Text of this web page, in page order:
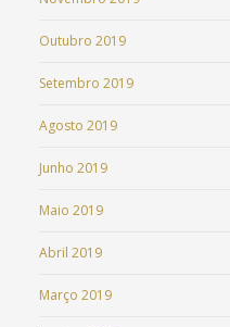
Outubro 2019
Setembro 2019
Agosto 2019
Junho 2019
Maio 2019
Abril 2019
Março 2019